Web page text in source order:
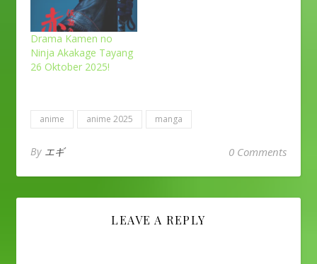
Drama Kamen no
Ninja Akakage Tayang
26 Oktober 2025!
anime anime 2025 manga
By エギ 0 Comments
LEAVE A REPLY